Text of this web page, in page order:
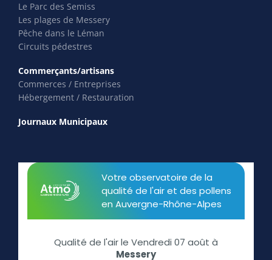
Le Parc des Semiss
Les plages de Messery
Pêche dans le Léman
Circuits pédestres
Commerçants/artisans
Commerces / Entreprises
Hébergement / Restauration
Journaux Municipaux